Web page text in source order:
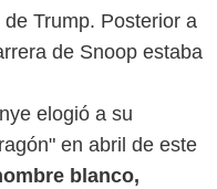
Trump. Posterior a
de Snoop estaba
elogió a su
en abril de este
blanco,